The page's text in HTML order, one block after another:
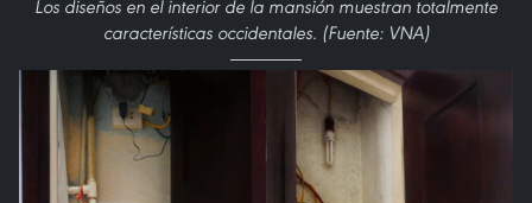
Los diseños en el interior de la mansión muestran totalmente
características occidentales. (Fuente: VNA)